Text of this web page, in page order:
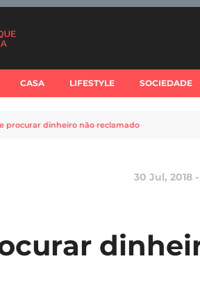
CASA LIFESTYLE SOCIEDADE
procurar dinheiro não reclamado
30 Jul, 2018 -